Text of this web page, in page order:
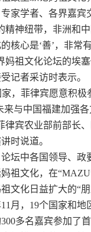
家学者、各界嘉宾
神纽带，非洲和
核心是‘善’，非常
妈祖文化论坛的埃
记者采访时表示。
家，菲律宾愿意积极
来与中国福建加强
律宾农业部前部长
时说道。
坛中各国领导、政
祖文化，在
文化日益扩大的“朋
11月，19个国家和地
多名嘉宾参加了